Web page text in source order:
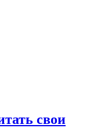
свои